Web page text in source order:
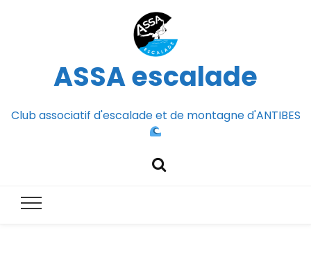
ASSA escalade
Club associatif d'escalade et de montagne d'ANTIBES